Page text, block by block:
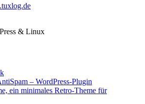
& Linux
– WordPress-Plugin
ein minimales Retro-Theme für